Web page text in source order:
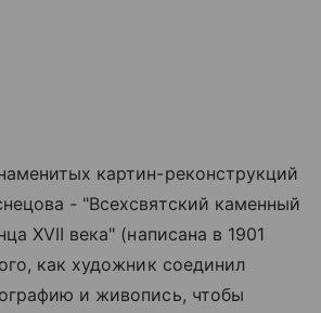
картин-реконструкций
- "Всехсвятский каменный
XVII века" (написана в 1901
как художник соединил
и живопись, чтобы